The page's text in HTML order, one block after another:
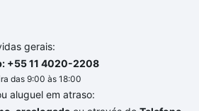
gerais:
+55 11 4020-2208
das 9:00 às 18:00
aluguel em atraso: